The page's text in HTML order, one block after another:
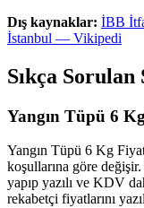
Dış kaynaklar: İBB
İstanbul — Vikipedi
Sıkça
Yangın Tüpü 6
Yangın Tüpü 6 Kg
koşullarına göre
yapıp yazılı ve KDV
rekabetçi fiyatlarını